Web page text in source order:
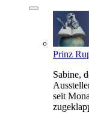
Prinz
Sabine,
seit